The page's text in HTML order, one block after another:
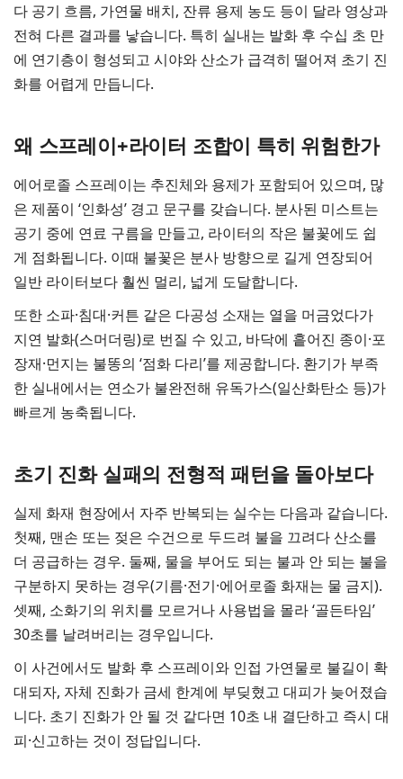
다 공기 흐름, 가연물 배치, 잔류 용제 농도 등이 달라 영상과
전혀 다른 결과를 낳습니다. 특히 실내는 발화 후 수십 초 만
에 연기층이 형성되고 시야와 산소가 급격히 떨어져 초기 진
화를 어렵게 만듭니다.
왜 스프레이+라이터 조합이 특히 위험한가
에어로졸 스프레이는 추진체와 용제가 포함되어 있으며, 많
은 제품이 ‘인화성’ 경고 문구를 갖습니다. 분사된 미스트는
공기 중에 연료 구름을 만들고, 라이터의 작은 불꽃에도 쉽
게 점화됩니다. 이때 불꽃은 분사 방향으로 길게 연장되어
일반 라이터보다 훨씬 멀리, 넓게 도달합니다.
또한 소파·침대·커튼 같은 다공성 소재는 열을 머금었다가
지연 발화(스머더링)로 번질 수 있고, 바닥에 흩어진 종이·포
장재·먼지는 불똥의 ‘점화 다리’를 제공합니다. 환기가 부족
한 실내에서는 연소가 불완전해 유독가스(일산화탄소 등)가
빠르게 농축됩니다.
초기 진화 실패의 전형적 패턴을 돌아보다
실제 화재 현장에서 자주 반복되는 실수는 다음과 같습니다.
첫째, 맨손 또는 젖은 수건으로 두드려 불을 끄려다 산소를
더 공급하는 경우. 둘째, 물을 부어도 되는 불과 안 되는 불을
구분하지 못하는 경우(기름·전기·에어로졸 화재는 물 금지).
셋째, 소화기의 위치를 모르거나 사용법을 몰라 ‘골든타임’
30초를 날려버리는 경우입니다.
이 사건에서도 발화 후 스프레이와 인접 가연물로 불길이 확
대되자, 자체 진화가 금세 한계에 부딪혔고 대피가 늦어졌습
니다. 초기 진화가 안 될 것 같다면 10초 내 결단하고 즉시 대
피·신고하는 것이 정답입니다.